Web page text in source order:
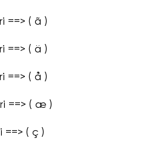
==> ( ã )
==> ( ä )
==> ( å )
==> ( æ )
==> ( ç )